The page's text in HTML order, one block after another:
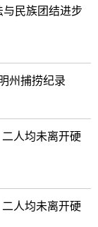
民族团结进步
州捕捞纪录
人均未离开硬
人均未离开硬